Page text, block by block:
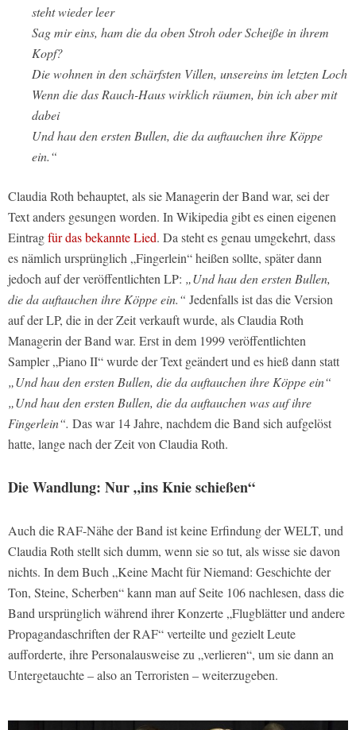
steht wieder leer
Sag mir eins, ham die da oben Stroh oder Scheiße in ihrem
Kopf?
Die wohnen in den schärfsten Villen, unsereins im letzten Loch
Wenn die das Rauch-Haus wirklich räumen, bin ich aber mit
dabei
Und hau den ersten Bullen, die da auftauchen ihre Köppe
ein.“
Claudia Roth behauptet, als sie Managerin der Band war, sei der
Text anders gesungen worden. In Wikipedia gibt es einen eigenen
Eintragfür das bekannte Lied. Da steht es genau umgekehrt, dass
es nämlich ursprünglich „Fingerlein“ heißen sollte, später dann
jedoch auf der veröffentlichten LP: „Und hau den ersten Bullen,
die da auftauchen ihre Köppe ein.“ Jedenfalls ist das die Version
auf der LP, die in der Zeit verkauft wurde, als Claudia Roth
Managerin der Band war. Erst in dem 1999 veröffentlichten
Sampler „Piano II“ wurde der Text geändert und es hieß dann statt
„Und hau den ersten Bullen, die da auftauchen ihre Köppe ein“
„Und hau den ersten Bullen, die da auftauchen was auf ihre
Fingerlein“. Das war 14 Jahre, nachdem die Band sich aufgelöst
hatte, lange nach der Zeit von Claudia Roth.
Die Wandlung: Nur „ins Knie schießen“
Auch die RAF-Nähe der Band ist keine Erfindung der WELT, und
Claudia Roth stellt sich dumm, wenn sie so tut, als wisse sie davon
nichts. In dem Buch „Keine Macht für Niemand: Geschichte der
Ton, Steine, Scherben“ kann man auf Seite 106 nachlesen, dass die
Band ursprünglich während ihrer Konzerte „Flugblätter und andere
Propagandaschriften der RAF“ verteilte und gezielt Leute
aufforderte, ihre Personalausweise zu „verlieren“, um sie dann an
Untergetauchte – also an Terroristen – weiterzugeben.